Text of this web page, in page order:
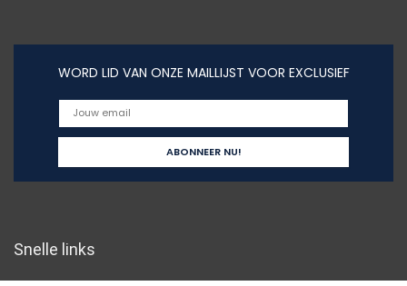
WORD LID VAN ONZE MAILLIJST VOOR EXCLUSIEF
Snelle links